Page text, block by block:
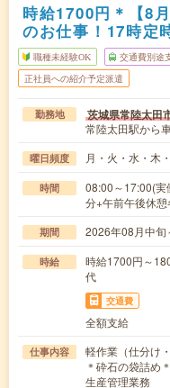
時給1700円＊【8
のお仕事！17時定
職種未経験OK 交通費別途
正社員への紹介予定派遣
勤務地 茨城県常陸太田
常陸太田駅から
曜日頻度 月・火・水・木
時間
08:00～17:00(
分+午前午後休
期間 2026年08月中
時給
時給1700円～
代
交通費
全額支給
仕事内容
軽作業（仕分け
＊砕石の袋詰め
生産管理業務